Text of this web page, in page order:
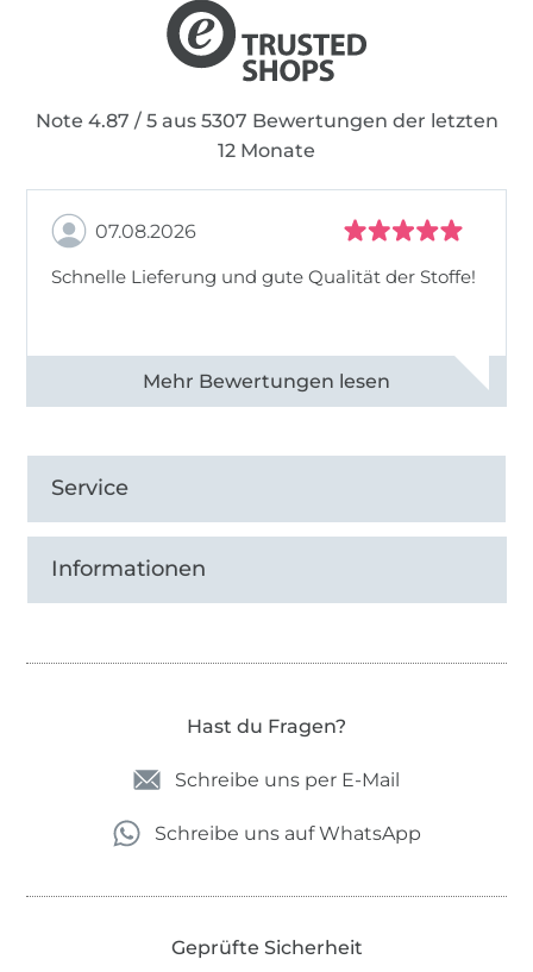
Note 4.87 / 5 aus 5307 Bewertungen der letzten
12 Monate
07.08.2026
Schnelle Lieferung und gute Qualität der Stoffe!
Alle 82968 Bewertungen ansehen
Service
Informationen
Hast du Fragen?
Schreibe uns per E-Mail
Schreibe uns auf WhatsApp
Geprüfte Sicherheit